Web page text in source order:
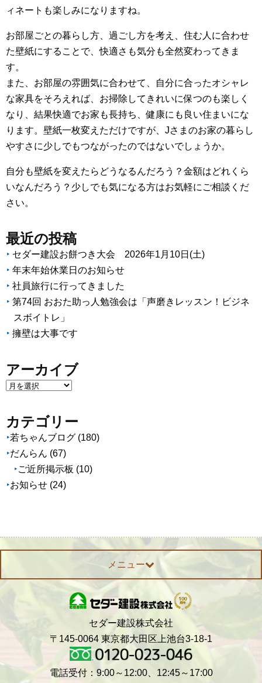
ィネートも楽しみになりますね。
お部屋ごとの暮らし方、過ごし方を考え、住む人に合わせ
た壁紙にすることで、快適さも気分も全然変わってきま
す。
また、お部屋の雰囲気に合わせて、自分に合ったオシャレ
な家具をそろえれば、お掃除してきれいに保つのも楽しく
なり、結果快適でお家も長持ち、健康にも良い住まいにな
ります。壁紙一枚変えただけですが、Jさまのお家の暮らし
やすさに少しでもつながったのではないでしょうか。
自分も壁紙を変えたらどうなるんだろう？金額はどれくら
いなんだろう？少しでも気になる方はお気軽にご相談くだ
さい。
最近の投稿
セダー建設お餅つき大会 2026年1月10日(土)
年末年始休業日のお知らせ
社員旅行に行ってきました
第74回 おおた助っ人勉強会は「声磨きレッスン！ビジネ
スボイトレ」
擁壁は大事です
アーカイブ
ア
カ
イ
ブ
カテゴリー
若ちゃんブログ (180)
だんらん (67)
ご近所掲示板 (10)
お知らせ (24)
メニュー
セダー建設株式会社
〒145-0064 東京都大田区上池台3-18-1
電話受付：9:00～12:00、12:45～17:00